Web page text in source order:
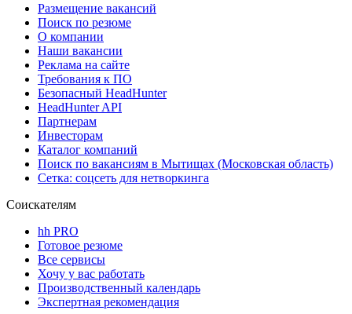
Размещение вакансий
Поиск по резюме
О компании
Наши вакансии
Реклама на сайте
Требования к ПО
Безопасный HeadHunter
HeadHunter API
Партнерам
Инвесторам
Каталог компаний
Поиск по вакансиям в Мытищах (Московская область)
Сетка: соцсеть для нетворкинга
Соискателям
hh PRO
Готовое резюме
Все сервисы
Хочу у вас работать
Производственный календарь
Экспертная рекомендация